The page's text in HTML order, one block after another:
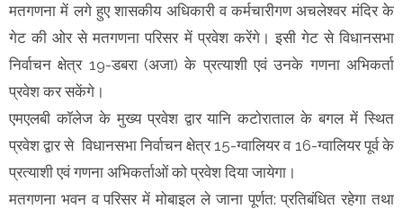
मतगणना में लगे हुए शासकीय अधिकारी व कर्मचारीगण अचलेश्वर मंदिर के
गेट की ओर से मतगणना परिसर में प्रवेश करेंगे। इसी गेट से विधानसभा
निर्वाचन क्षेत्र 19-डबरा (अजा) के प्रत्याशी एवं उनके गणना अभिकर्ता
प्रवेश कर सकेंगे।
एमएलबी कॉलेज के मुख्य प्रवेश द्वार यानि कटोराताल के बगल में स्थित
प्रवेश द्वार से विधानसभा निर्वाचन क्षेत्र 15-ग्वालियर व 16-ग्वालियर पूर्व के
प्रत्याशी एवं गणना अभिकर्ताओं को प्रवेश दिया जायेगा।
मतगणना भवन व परिसर में मोबाइल ले जाना पूर्णत: प्रतिबंधित रहेगा तथा